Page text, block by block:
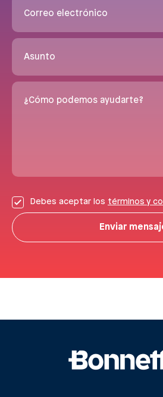
Correo electrónico
Asunto
¿Cómo podemos ayudarte?
Debes aceptar los términos y
Enviar